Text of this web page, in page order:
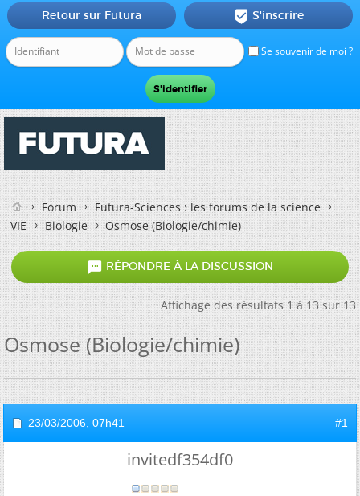
Se souvenir de moi ?
Retour sur Futura  S'inscrire
Forum
Futura-Sciences : les forums de la science
VIE
Biologie Osmose (Biologie/chimie)
 RÉPONDRE À LA DISCUSSION
Affichage des résultats 1 à 13 sur 13
Osmose (Biologie/chimie)
23/03/2006, 07h41 #1
invitedf354df0